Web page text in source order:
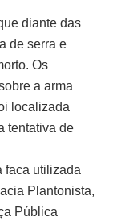
diante das
de serra e
Os
a arma
localizada
tentativa de
faca utilizada
Plantonista,
Pública